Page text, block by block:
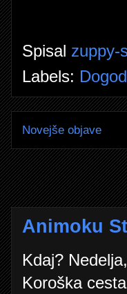
Spisal zuppy-
Labels:
Novejše objave
Animoku
Kdaj?
Koroška